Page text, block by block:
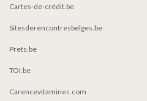
Cartes-de-crédit.be
Sitesderencontresbelges.be
Prets.be
TOI.be
Carencevitamines.com